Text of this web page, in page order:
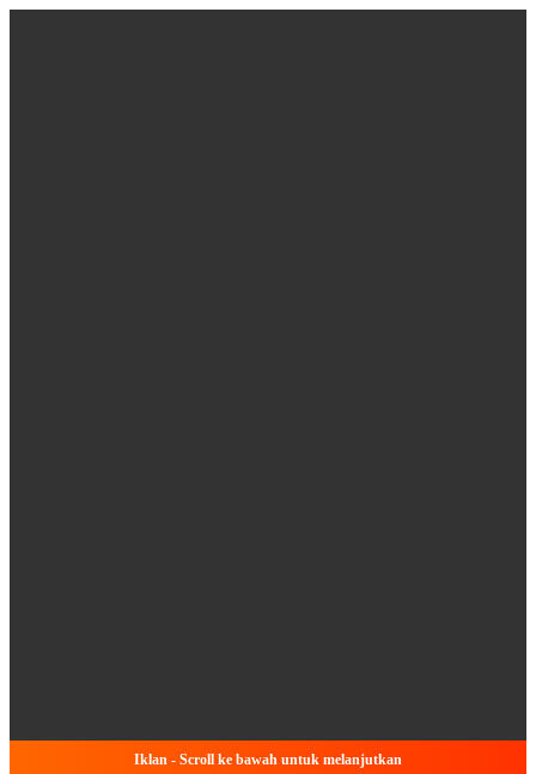
Iklan - Scroll ke bawah untuk melanjutkan